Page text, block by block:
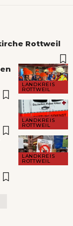
Rottweil
LANDKREIS
ROTTWEIL
LANDKREIS
ROTTWEIL
LANDKREIS
ROTTWEIL